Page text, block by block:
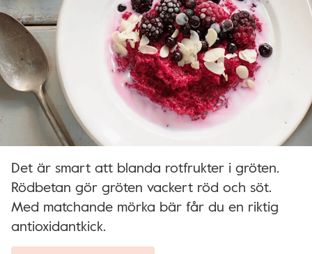
Det är smart att blanda rotfrukter i gröten.
Rödbetan gör gröten vackert röd och söt.
Med matchande mörka bär får du en riktig
antioxidantkick.